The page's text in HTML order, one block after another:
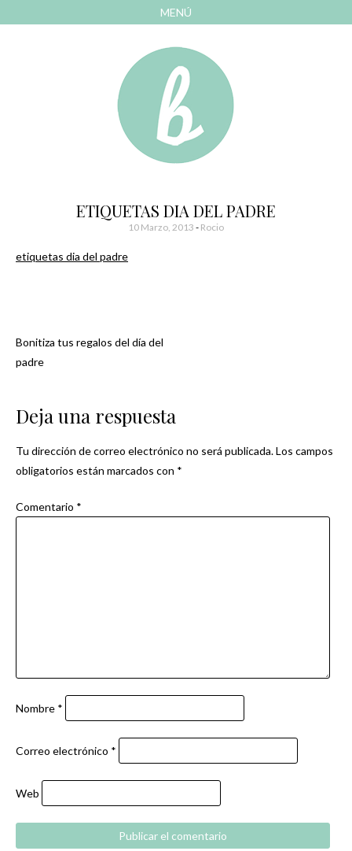
MENÚ
Bonitismos
ETIQUETAS DIA DEL PADRE
10 Marzo, 2013 - Rocio
etiquetas dia del padre
Navegación
Bonitiza tus regalos del día del
padre
Deja una respuesta
Tu dirección de correo electrónico no será publicada.Los campos
obligatorios están marcados con *
Comentario *
Nombre *
Correo electrónico *
Web